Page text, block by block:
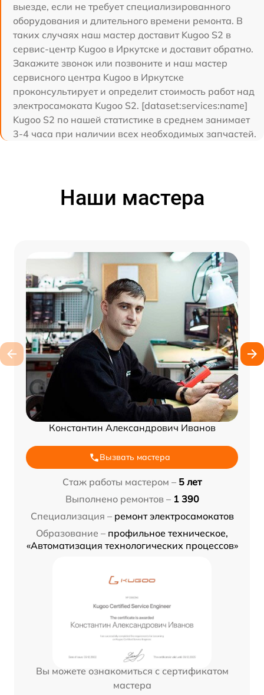
выезде, если не требует специализированного
оборудования и длительного времени ремонта. В
таких случаях наш мастер доставит Kugoo S2 в
сервис-центр Kugoo в Иркутске и доставит обратно.
Закажите звонок или позвоните и наш мастер
сервисного центра Kugoo в Иркутске
проконсультирует и определит стоимость работ над
электросамоката Kugoo S2. [dataset:services:name]
Kugoo S2 по нашей статистике в среднем занимает
3-4 часа при наличии всех необходимых запчастей.
Наши мастера
Константин Александрович Иванов
Вызвать мастера
Стаж работы мастером – 5 лет
Выполнено ремонтов – 1 390
Специализация – ремонт электросамокатов
Образование – профильное техническое,
«Автоматизация технологических процессов»
Вы можете ознакомиться с сертификатом
мастера